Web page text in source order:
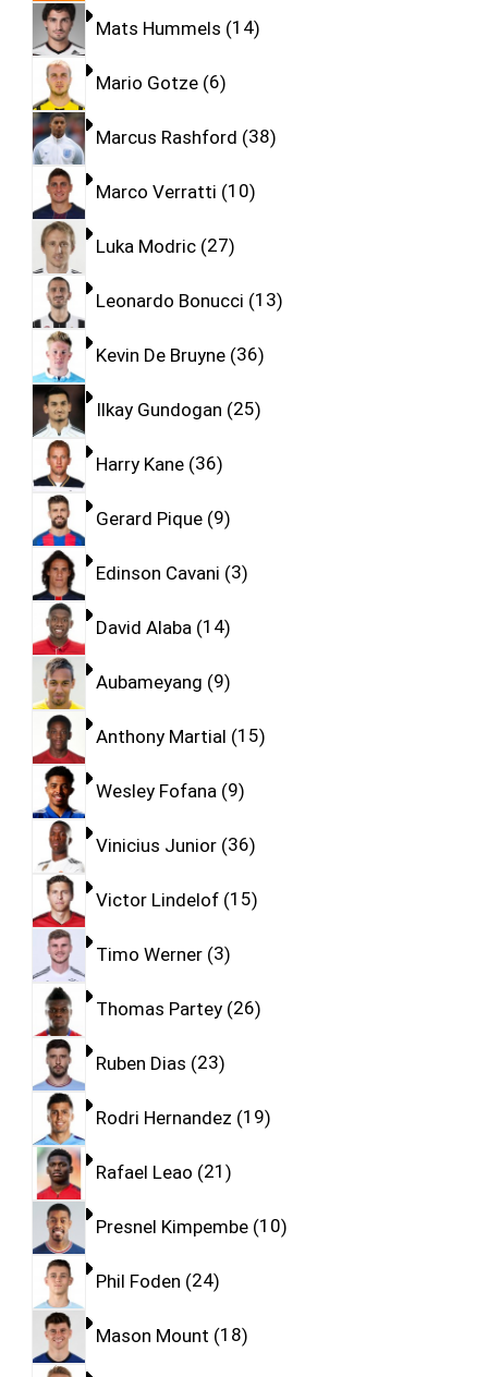
Mats Hummels 14
Mario Gotze 6
Marcus Rashford 38
Marco Verratti 10
Luka Modric 27
Leonardo Bonucci 13
Kevin De Bruyne 36
Ilkay Gundogan 25
Harry Kane 36
Gerard Pique 9
Edinson Cavani 3
David Alaba 14
Aubameyang 9
Anthony Martial 15
Wesley Fofana 9
Vinicius Junior 36
Victor Lindelof 15
Timo Werner 3
Thomas Partey 26
Ruben Dias 23
Rodri Hernandez 19
Rafael Leao 21
Presnel Kimpembe 10
Phil Foden 24
Mason Mount 18